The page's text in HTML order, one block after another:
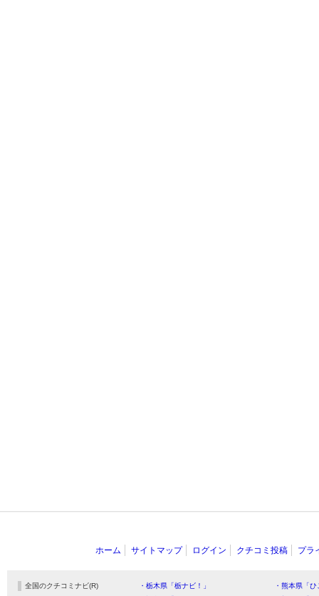
ホーム サイトマップ ログイン クチコミ投稿 プラ
全国のクチコミナビ(R) ・栃木県「栃ナビ！」
・熊本県「